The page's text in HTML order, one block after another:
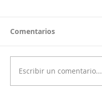
Comentarios
Escribir un comentario...